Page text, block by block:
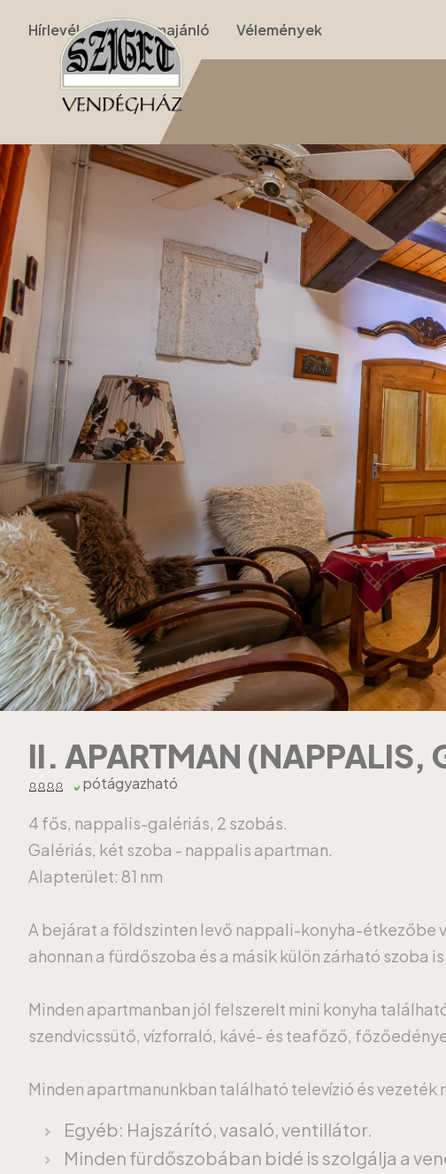
Hírlevél Programajánló Vélemények
Nyitólap › Apartmanok › II. Apartman (nappalis, galériás, 2 szobás)
II. APARTMAN (NAPPALIS,
pótágyazható
4 fős, nappalis-galériás, 2 szobás.
Galériás, két szoba - nappalis apartman.
Alapterület: 81 nm
A bejárat a földszinten levő nappali-konyha-étkezőbe
ahonnan a fürdőszoba és a másik külön zárható
Minden apartmanban jól felszerelt mini konyha
szendvicssütő, vízforraló, kávé- és teafőző,
Minden apartmanunkban található televízió és vezeték
Egyéb: Hajszárító, vasaló, ventillátor.
Minden fürdőszobában bidé is szolgálja a